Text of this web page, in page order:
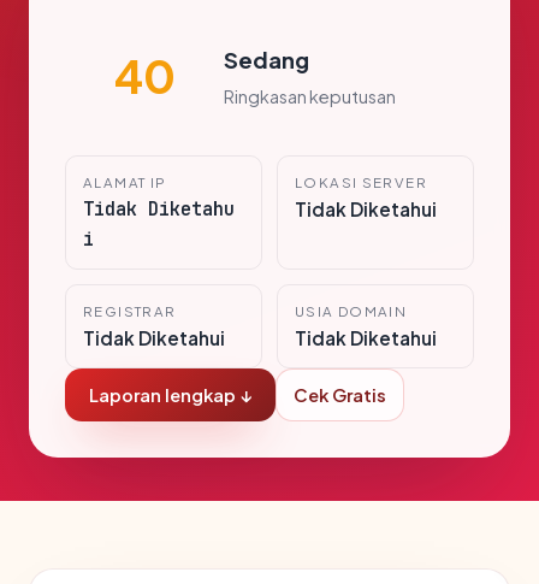
40 Sedang
Ringkasan keputusan
ALAMAT IP
Tidak Diketahu
i
LOKASI SERVER
Tidak Diketahui
REGISTRAR
Tidak Diketahui
USIA DOMAIN
Tidak Diketahui
Laporan lengkap ↓ Cek Gratis